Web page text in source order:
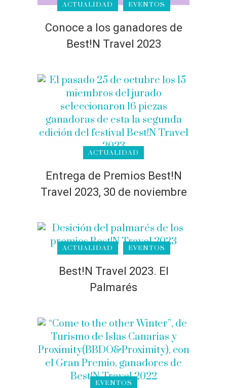
ACTUALIDAD EVENTOS
Conoce a los ganadores de
Best!N Travel 2023
ACTUALIDAD
Entrega de Premios Best!N
Travel 2023, 30 de noviembre
ACTUALIDAD EVENTOS
Best!N Travel 2023. El
Palmarés
EVENTOS